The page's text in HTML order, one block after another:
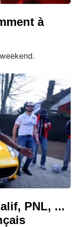
à
PNL, ...